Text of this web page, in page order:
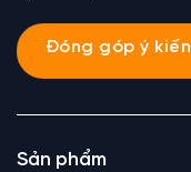
Đóng góp ý kiến
Sản phẩm